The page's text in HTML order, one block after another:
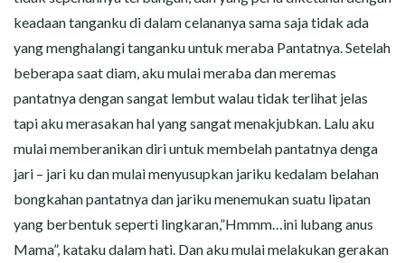
keadaan tanganku di dalam celananya sama saja tidak ada
yang menghalangi tanganku untuk meraba Pantatnya. Setelah
beberapa saat diam, aku mulai meraba dan meremas
pantatnya dengan sangat lembut walau tidak terlihat jelas
tapi aku merasakan hal yang sangat menakjubkan. Lalu aku
mulai memberanikan diri untuk membelah pantatnya denga
jari – jari ku dan mulai menyusupkan jariku kedalam belahan
bongkahan pantatnya dan jariku menemukan suatu lipatan
yang berbentuk seperti lingkaran,”Hmmm…ini lubang anus
Mama”, kataku dalam hati. Dan aku mulai melakukan gerakan